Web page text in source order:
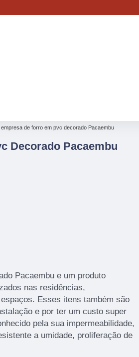
empresa de forro em pvc decorado Pacaembu
Decorado Pacaembu
Pacaembu e um produto
nas residências,
Esses itens também são
e por ter um custo super
pela sua impermeabilidade,
a umidade, proliferação de